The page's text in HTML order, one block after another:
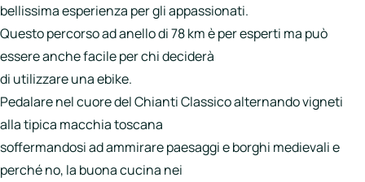
Unisciti
a
LBH
Login
bellissima esperienza per gli appassionati.
Questo percorso ad anello di 78 km è per esperti ma può
essere anche facile per chi deciderà
di utilizzare una ebike.
Pedalare nel cuore del Chianti Classico alternando vigneti
alla tipica macchia toscana
soffermandosi ad ammirare paesaggi e borghi medievali e
perché no, la buona cucina nei